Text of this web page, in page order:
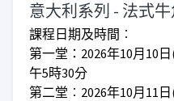
意大利系列 - 法式
課程日期及時間︰
第一堂：2026年10月10
午5時30分
第二堂︰2026年10月11